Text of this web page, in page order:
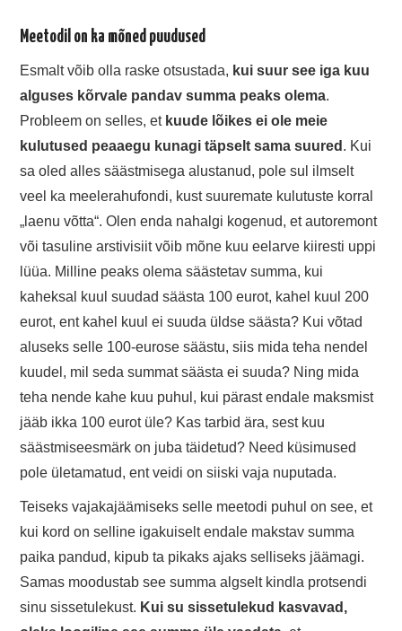
Meetodil on ka mõned puudused
Esmalt võib olla raske otsustada, kui suur see iga kuu
alguses kõrvale pandav summa peaks olema.
Probleem on selles, et kuude lõikes ei ole meie
kulutused peaaegu kunagi täpselt sama suured . Kui
sa oled alles säästmisega alustanud, pole sul ilmselt
veel ka meelerahufondi, kust suuremate kulutuste korral
„laenu võtta“. Olen enda nahalgi kogenud, et autoremont
või tasuline arstivisiit võib mõne kuu eelarve kiiresti uppi
lüüa. Milline peaks olema säästetav summa, kui
kaheksal kuul suudad säästa 100 eurot, kahel kuul 200
eurot, ent kahel kuul ei suuda üldse säästa? Kui võtad
aluseks selle 100-eurose säästu, siis mida teha nendel
kuudel, mil seda summat säästa ei suuda? Ning mida
teha nende kahe kuu puhul, kui pärast endale maksmist
jääb ikka 100 eurot üle? Kas tarbid ära, sest kuu
säästmiseesmärk on juba täidetud? Need küsimused
pole ületamatud, ent veidi on siiski vaja nuputada.
Teiseks vajakajäämiseks selle meetodi puhul on see, et
kui kord on selline igakuiselt endale makstav summa
paika pandud, kipub ta pikaks ajaks selliseks jäämagi.
Samas moodustab see summa algselt kindla protsendi
sinu sissetulekust. Kui su sissetulekud kasvavad,